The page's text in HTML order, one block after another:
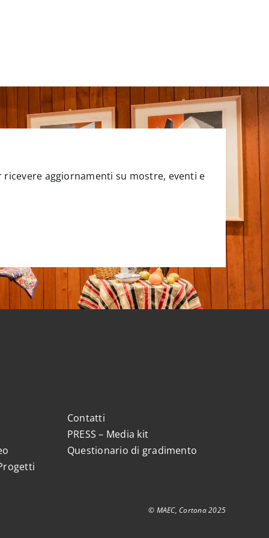
aggiornamenti su mostre, eventi e
Contatti
PRESS – Media kit
Questionario di gradimento
© MAEC, Cortona 2025